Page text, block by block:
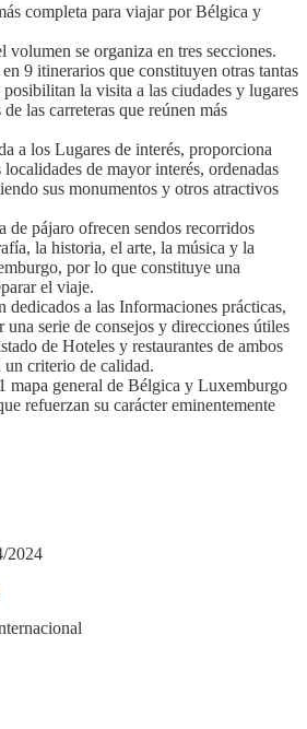
completa para viajar por Bélgica y
volumen se organiza en tres secciones.
9 itinerarios que constituyen otras tantas
la visita a las ciudades y lugares
las carreteras que reúnen más
a los Lugares de interés, proporciona
de mayor interés, ordenadas
sus monumentos y otros atractivos
de pájaro ofrecen sendos recorridos
la historia, el arte, la música y la
por lo que constituye una
el viaje.
dedicados a las Informaciones prácticas,
una serie de consejos y direcciones útiles
de Hoteles y restaurantes de ambos
un criterio de calidad.
mapa general de Bélgica y Luxemburgo
refuerzan su carácter eminentemente
2024